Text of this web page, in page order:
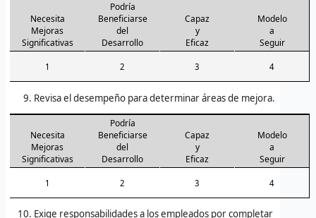
Necesita
Mejoras
Significativas
Podría
Beneficiarse
del
Desarrollo
Capaz
y
Eficaz
Modelo
a
Seguir
1 2 3 4
Revisa el desempeño para determinar áreas de mejora.
Necesita
Mejoras
Significativas
Podría
Beneficiarse
del
Desarrollo
Capaz
y
Eficaz
Modelo
a
Seguir
1 2 3 4
Exige responsabilidades a los empleados por completar